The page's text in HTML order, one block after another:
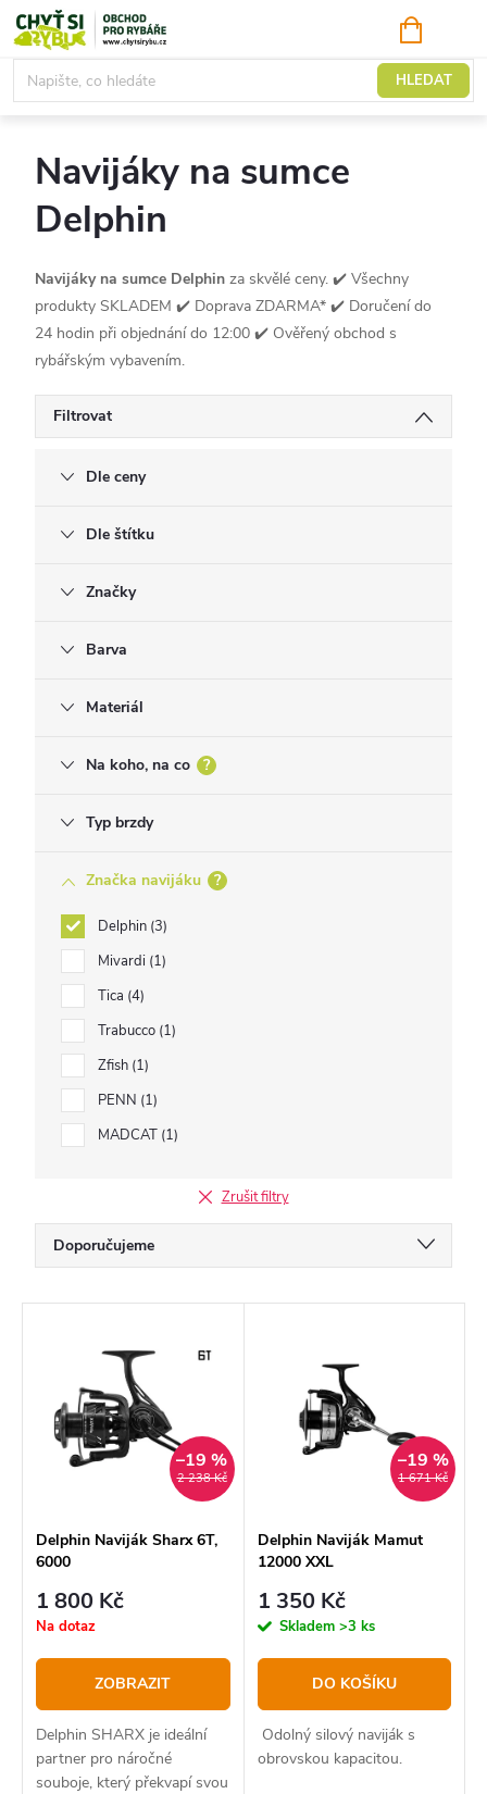
Přejít
na
obsah
HLEDAT
KOŠÍK
Sumcové navijáky
Navijáky na sumce
Delphin
Navijáky na sumce Delphin za skvělé ceny. ✔️ Všechny
produkty SKLADEM ✔️ Doprava ZDARMA* ✔️ Doručení do
24 hodin při objednání do 12:00 ✔️ Ověřený obchod s
rybářským vybavením.
Filtrovat
Dle ceny
Dle štítku
Značky
Barva
Materiál
Na koho, na co ?
Typ brzdy
Značka navijáku ?
Delphin 3
Mivardi 1
Tica 4
Trabucco 1
Zfish 1
PENN 1
MADCAT 1
Zrušit filtry
a
z
o
d
u
ů
Doporučujeme
Nejprodávanější
Abecedně
r
o
d
u
t
ů
2 238 Kč
–19 %
Delphin Naviják Sharx 6T,
6000
1 800 Kč
Na dotaz
ZOBRAZIT
Delphin SHARX je ideální
partner pro náročné
souboje, který překvapí svou
1 671 Kč
–19 %
Delphin Naviják Mamut
12000 XXL
1 350 Kč
Skladem >3 ks
DO KOŠÍKU
Odolný silový naviják s
obrovskou kapacitou.